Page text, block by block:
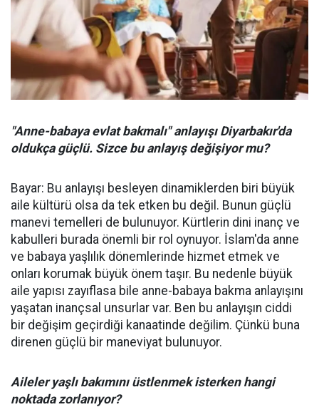
"Anne-babaya evlat bakmalı" anlayışı Diyarbakır'da
oldukça güçlü. Sizce bu anlayış değişiyor mu?
Bayar: Bu anlayışı besleyen dinamiklerden biri büyük
aile kültürü olsa da tek etken bu değil. Bunun güçlü
manevi temelleri de bulunuyor. Kürtlerin dini inanç ve
kabulleri burada önemli bir rol oynuyor. İslam'da anne
ve babaya yaşlılık dönemlerinde hizmet etmek ve
onları korumak büyük önem taşır. Bu nedenle büyük
aile yapısı zayıflasa bile anne-babaya bakma anlayışını
yaşatan inançsal unsurlar var. Ben bu anlayışın ciddi
bir değişim geçirdiği kanaatinde değilim. Çünkü buna
direnen güçlü bir maneviyat bulunuyor.
Aileler yaşlı bakımını üstlenmek isterken hangi
noktada zorlanıyor?